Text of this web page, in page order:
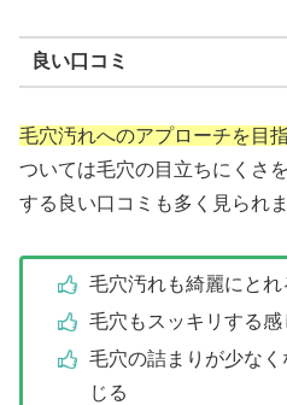
良い口コミ
毛穴汚れへのアプローチを目
ついては毛穴の目立ちにくさ
する良い口コミも多く見られま
毛穴汚れも綺麗にとれ
毛穴もスッキリする感
毛穴の詰まりが少な
じる